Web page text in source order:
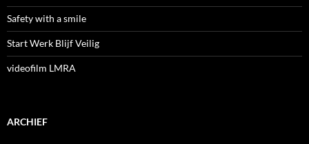
Safety with a smile
Start Werk Blijf Veilig
videofilm LMRA
ARCHIEF